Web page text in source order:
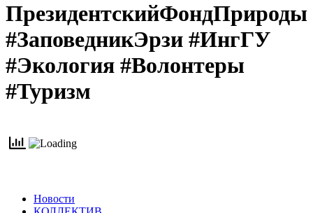
ПрезидентскийФондПрироды
#ЗаповедникЭрзи #ИнгГУ
#Экология #Волонтеры
#Туризм
Новости